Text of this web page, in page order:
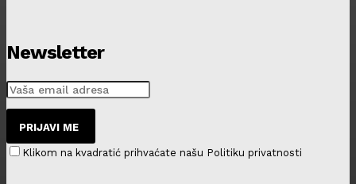
Newsletter
PRIJAVI ME
Klikom na kvadratić prihvaćate našu Politiku privatnosti